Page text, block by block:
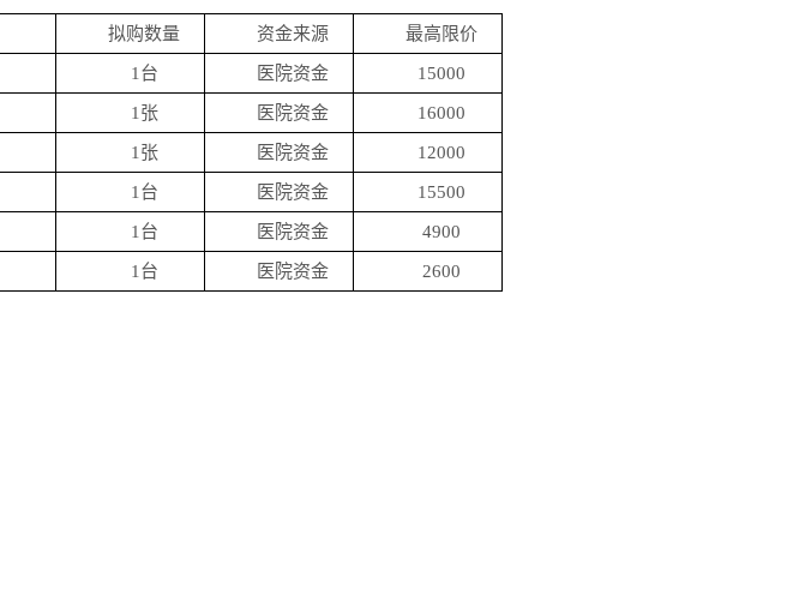
拟购数量 资金来源 最高限价
1 台 医院资金 15000
1 张 医院资金 16000
1 张 医院资金 12000
1 台 医院资金 15500
1 台 医院资金 4900
1 台 医院资金 2600